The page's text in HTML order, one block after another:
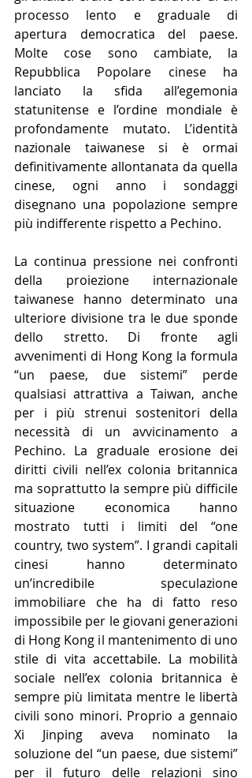
processo lento e graduale di
apertura democratica del paese.
Molte cose sono cambiate, la
Repubblica Popolare cinese ha
lanciato la sfida all’egemonia
statunitense e l’ordine mondiale è
profondamente mutato. L’identità
nazionale taiwanese si è ormai
definitivamente allontanata da quella
cinese, ogni anno i sondaggi
disegnano una popolazione sempre
più indifferente rispetto a Pechino.
La continua pressione nei confronti
della proiezione internazionale
taiwanese hanno determinato una
ulteriore divisione tra le due sponde
dello stretto. Di fronte agli
avvenimenti di Hong Kong la formula
“un paese, due sistemi” perde
qualsiasi attrattiva a Taiwan, anche
per i più strenui sostenitori della
necessità di un avvicinamento a
Pechino. La graduale erosione dei
diritti civili nell’ex colonia britannica
ma soprattutto la sempre più difficile
situazione economica hanno
mostrato tutti i limiti del “one
country, two system”. I grandi capitali
cinesi hanno determinato
un’incredibile speculazione
immobiliare che ha di fatto reso
impossibile per le giovani generazioni
di Hong Kong il mantenimento di uno
stile di vita accettabile. La mobilità
sociale nell’ex colonia britannica è
sempre più limitata mentre le libertà
civili sono minori. Proprio a gennaio
Xi Jinping aveva nominato la
soluzione del “un paese, due sistemi”
per il futuro delle relazioni sino